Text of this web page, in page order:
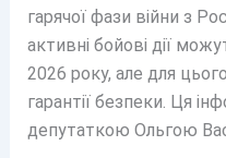
гарячої фази війни з
активні бойові дії
2026 року, але для цього
гарантії безпеки. Ця
депутаткою Ольгою